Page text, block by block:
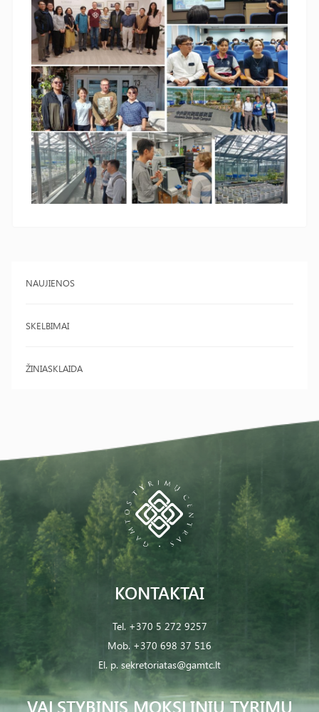
NAUJIENOS
SKELBIMAI
ŽINIASKLAIDA
VALSTYBINIS MOKSLINIŲ TYRIMŲ
KONTAKTAI
Tel. +370 5 272 9257
Mob. +370 698 37 516
El. p. sekretoriatas@gamtc.lt